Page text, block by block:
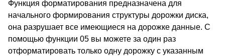
Функция форматирования предназначена для
начального формирования структуры дорожки диска,
она разрушает все имеющиеся на дорожке данные. С
помощью функции 05 вы можете за один раз
отформатировать только одну дорожку с указанным